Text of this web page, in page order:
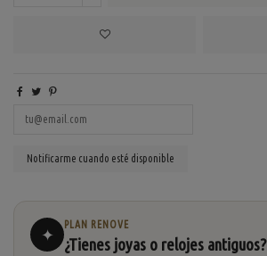
✦
PLAN RENOVE
¿Tienes joyas o relojes antiguos?